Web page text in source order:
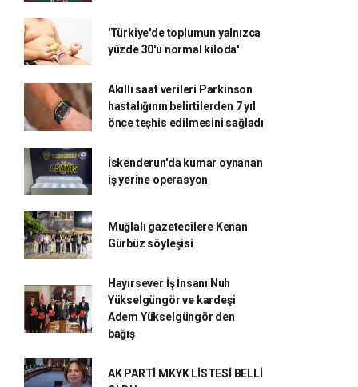
'Türkiye'de toplumun yalnızca
yüzde 30'u normal kiloda'
Akıllı saat verileri Parkinson
hastalığının belirtilerden 7 yıl
önce teşhis edilmesini sağladı
İskenderun'da kumar oynanan
iş yerine operasyon
Muğlalı gazetecilere Kenan
Gürbüz söyleşisi
Hayırsever İş İnsanı Nuh
Yükselgüngör ve kardeşi
Adem Yükselgüngör den
bağış
AK PARTİ MKYK LİSTESİ BELLİ